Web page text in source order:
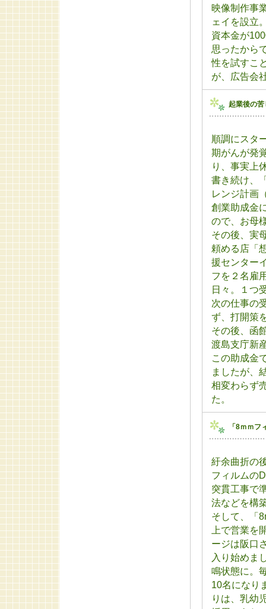
映像制作事
ェイを設立
資本金が
思ったから
性を試すこ
が、広告会
起業後の
順調にスタ
期がんが発
り、事実上
書き続け、
レンジ計画
創業助成金
ので、お母
その後、実
頼める店「
援センター
フを２名雇
日々。１つ
次の仕事の
ず、打開策
その後、函
渡島支庁新
この助成金
ましたが、
相変わらず
た。
「8ｍｍフ
紆余曲折の
フィルムの
突貫工事で
法などを構
そして、「
上で営業を
ージは阪口
入り始めま
鳴状態に。
10名になり
りは、乳幼